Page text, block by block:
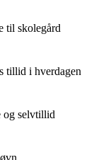
til skolegård
tillid i hverdagen
og selvtillid